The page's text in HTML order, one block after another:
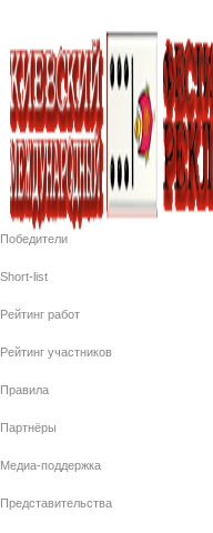
Победители
Short-list
Рейтинг работ
Рейтинг участников
Правила
Партнёры
Медиа-поддержка
Представительства